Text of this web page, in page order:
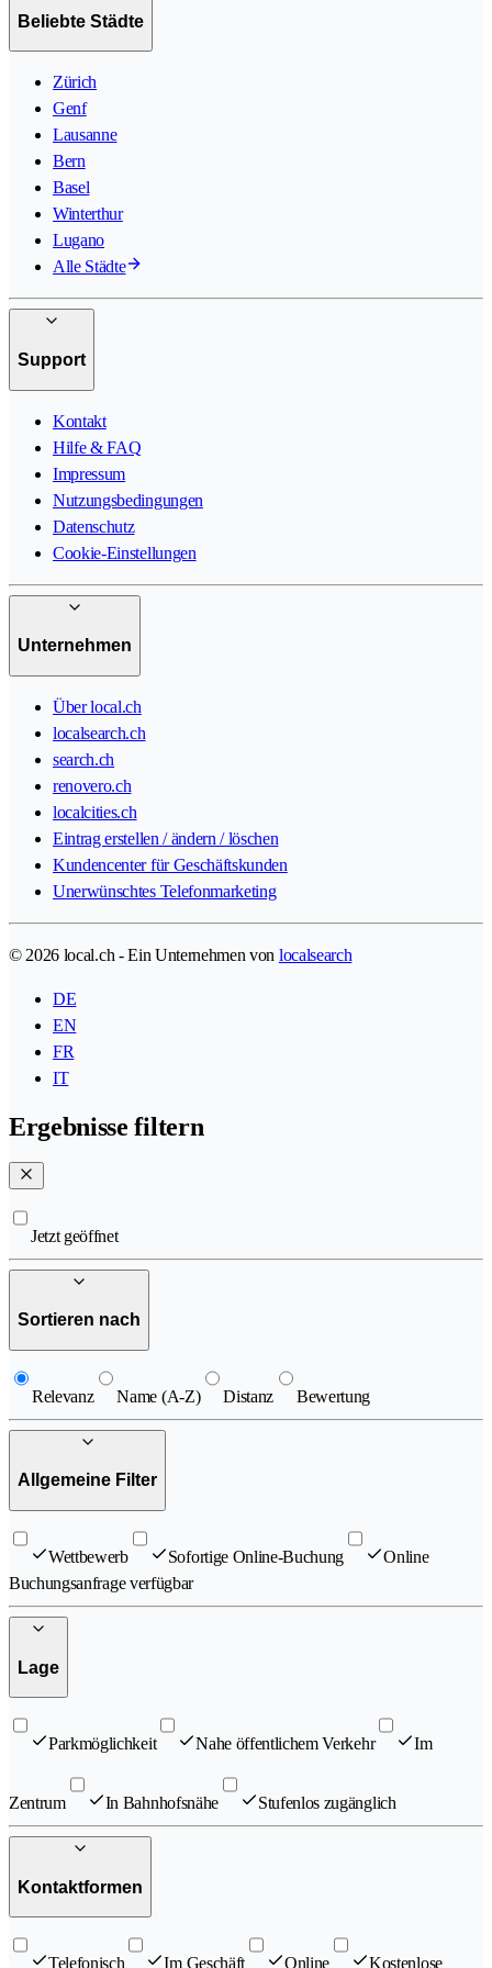
Beliebte Städte
Zürich
Genf
Lausanne
Bern
Basel
Winterthur
Lugano
Alle Städte
Support
Kontakt
Hilfe & FAQ
Impressum
Nutzungsbedingungen
Datenschutz
Cookie-Einstellungen
Unternehmen
Über local.ch
localsearch.ch
search.ch
renovero.ch
localcities.ch
Eintrag erstellen / ändern / löschen
Kundencenter für Geschäftskunden
Unerwünschtes Telefonmarketing
© 2026 local.ch - Ein Unternehmen von localsearch
DE
EN
FR
IT
Ergebnisse filtern
Jetzt geöffnet
Sortieren nach
Relevanz Name (A-Z) Distanz Bewertung
Allgemeine Filter
Wettbewerb Sofortige Online-Buchung
Online
Buchungsanfrage verfügbar
Lage
Parkmöglichkeit Nahe öffentlichem Verkehr Im
Zentrum In Bahnhofsnähe Stufenlos zugänglich
Kontaktformen
Telefonisch Im Geschäft Online
Kostenlose